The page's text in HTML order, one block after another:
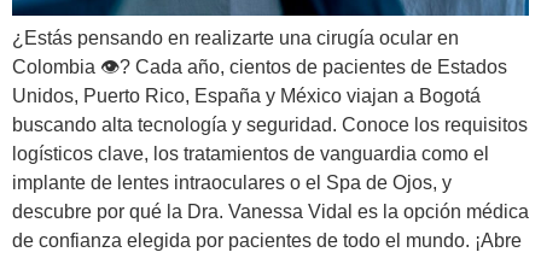
¿Estás pensando en realizarte una cirugía ocular en
Colombia 👁️? Cada año, cientos de pacientes de Estados
Unidos, Puerto Rico, España y México viajan a Bogotá
buscando alta tecnología y seguridad. Conoce los requisitos
logísticos clave, los tratamientos de vanguardia como el
implante de lentes intraoculares o el Spa de Ojos, y
descubre por qué la Dra. Vanessa Vidal es la opción médica
de confianza elegida por pacientes de todo el mundo. ¡Abre